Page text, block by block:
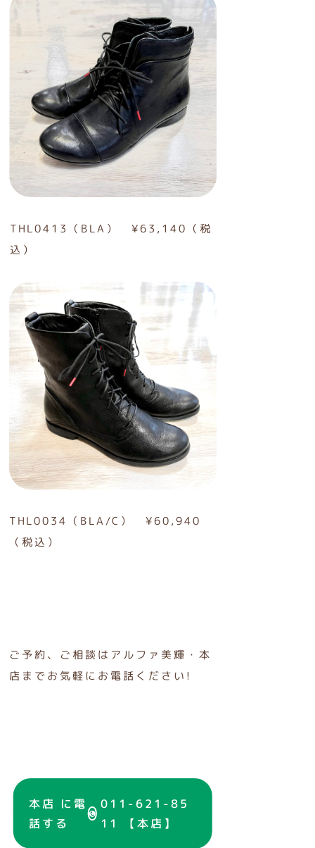
THL0413（BLA） ¥63,140（税
込）
THL0034（BLA/C） ¥60,940
（税込）
ご予約、ご相談はアルファ美輝・本
店までお気軽にお電話ください!
本店 に電
話する
011-621-85
11 【本店】